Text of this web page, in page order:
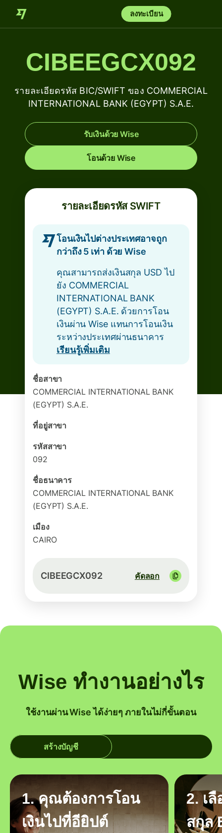
ลงทะเบียน
CIBEEGCX092
รายละเอียดรหัส BIC/SWIFT ของ COMMERCIAL
INTERNATIONAL BANK (EGYPT) S.A.E.
รับเงินด้วย Wise
โอนด้วย Wise
รายละเอียดรหัส SWIFT
โอนเงินไปต่างประเทศอาจถูก
กว่าถึง 5 เท่า ด้วย Wise
คุณสามารถส่งเงินสกุล USD ไป
ยัง COMMERCIAL
INTERNATIONAL BANK
(EGYPT) S.A.E. ด้วยการโอน
เงินผ่าน Wise แทนการโอนเงิน
ระหว่างประเทศผ่านธนาคาร
เรียนรู้เพิ่มเติม
ชื่อสาขา
COMMERCIAL INTERNATIONAL BANK
(EGYPT) S.A.E.
ที่อยู่สาขา
รหัสสาขา
092
ชื่อธนาคาร
COMMERCIAL INTERNATIONAL BANK
(EGYPT) S.A.E.
เมือง
CAIRO
CIBEEGCX092 คัดลอก
Wise ทำงานอย่างไร
ใช้งานผ่าน Wise ได้ง่ายๆ ภายในไม่กี่ขั้นตอน
สร้างบัญชี
1. คุณต้องการโอน
เงินไปที่อียิปต์
2. เ
สกุล